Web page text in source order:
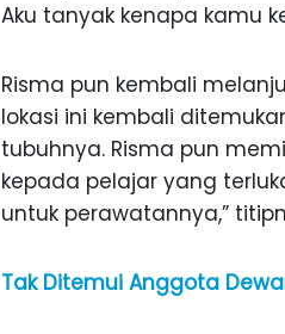
Aku tanyak kenapa kamu
Risma pun kembali
lokasi ini kembali
tubuhnya. Risma pun
kepada pelajar yang
untuk perawatannya,”
Tak Ditemui Anggota